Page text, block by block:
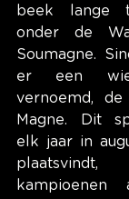
beek lange
onder de
Soumagne.
er een
vernoemd,
Magne. Dit
elk jaar in